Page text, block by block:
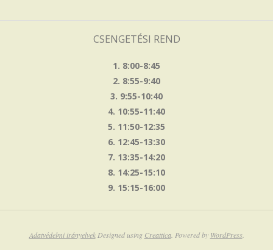
CSENGETÉSI REND
1. 8:00-8:45
2. 8:55-9:40
3. 9:55-10:40
4. 10:55-11:40
5. 11:50-12:35
6. 12:45-13:30
7. 13:35-14:20
8. 14:25-15:10
9. 15:15-16:00
Adatvédelmi irányelvekDesigned using Creattica. Powered by WordPress.